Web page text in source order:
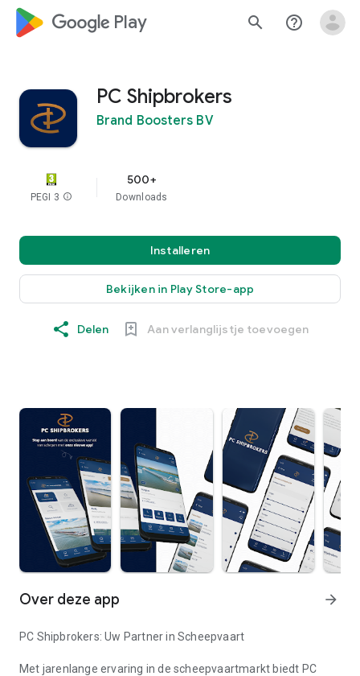
google_logo Play search help_outline
PC Shipbrokers
Brand Boosters BV
PEGI 3 info
500+
Downloads
Installeren
Bekijken in Play Store-app
Delen Aan verlanglijstje toevoegen
Over deze app arrow_forward
PC Shipbrokers: Uw Partner in Scheepvaart
Met jarenlange ervaring in de scheepvaartmarkt biedt PC